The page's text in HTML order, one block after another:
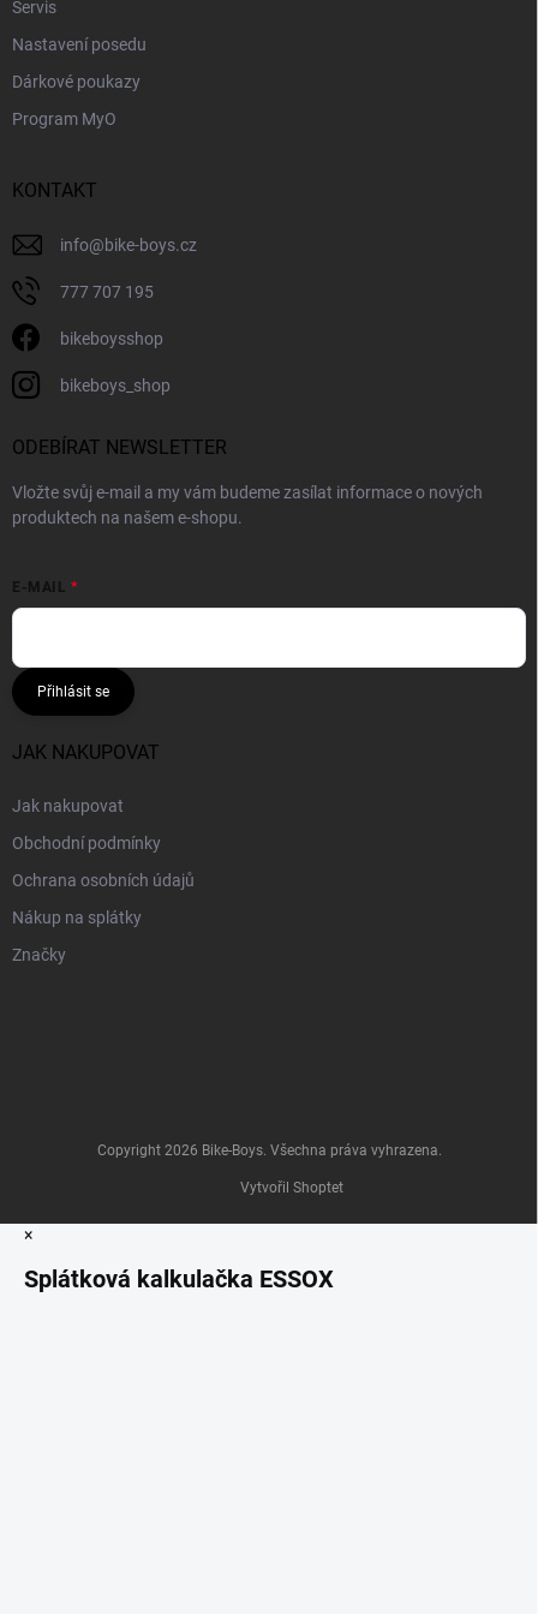
Servis
Nastavení posedu
Dárkové poukazy
Program MyO
KONTAKT
info@bike-boys.cz
777 707 195
bikeboysshop
bikeboys_shop
ODEBÍRAT NEWSLETTER
Vložte svůj e-mail a my vám budeme zasílat informace o nových
produktech na našem e-shopu.
E-MAIL
Přihlásit se
JAK NAKUPOVAT
Jak nakupovat
Obchodní podmínky
Ochrana osobních údajů
Nákup na splátky
Značky
Vytvořil Shoptet
Copyright 2026 Bike-Boys. Všechna práva vyhrazena.
×
Splátková kalkulačka ESSOX